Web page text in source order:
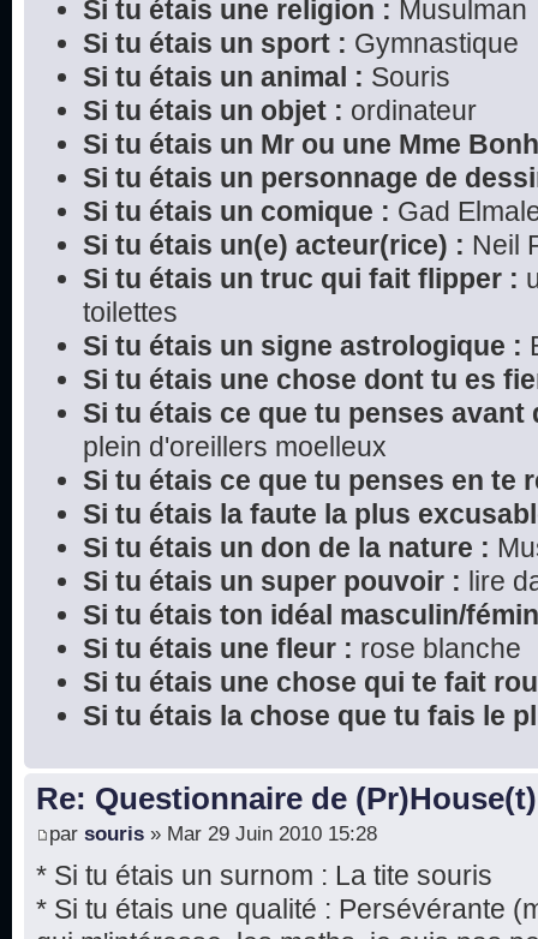
Si tu étais une religion : Musulman
Si tu étais un sport : Gymnastique
Si tu étais un animal : Souris
Si tu étais un objet : ordinateur
Si tu étais un Mr ou une Mme
Si tu étais un personnage de
Si tu étais un comique : Gad
Si tu étais un(e) acteur(rice) : Neil
Si tu étais un truc qui fait flipper :
toilettes
Si tu étais un signe astrologique :
Si tu étais une chose dont tu es
Si tu étais ce que tu penses avant
plein d'oreillers moelleux
Si tu étais ce que tu penses en te
Si tu étais la faute la plus
Si tu étais un don de la nature :
Si tu étais un super pouvoir : lire
Si tu étais ton idéal masculin/
Si tu étais une fleur : rose blanche
Si tu étais une chose qui te fait
Si tu étais la chose que tu fais le
Re: Questionnaire de (Pr)House(t)
par souris » Mar 29 Juin 2010 15:28
* Si tu étais un surnom : La tite souris
* Si tu étais une qualité : Persévérante